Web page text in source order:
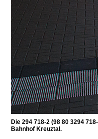
Die 294 718-2 (98 80 3294
Bahnhof Kreuztal.